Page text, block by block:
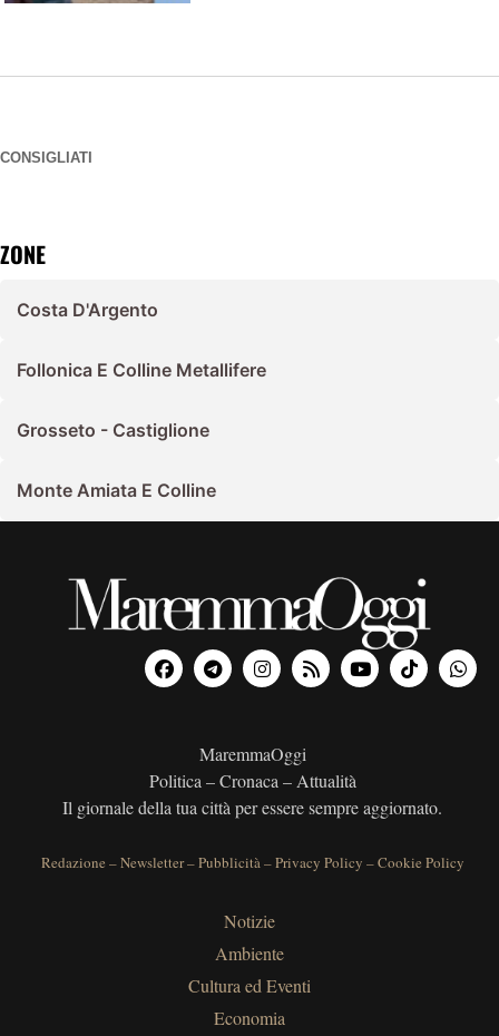
CONSIGLIATI
ZONE
Costa D'Argento
Follonica E Colline Metallifere
Grosseto - Castiglione
Monte Amiata E Colline
MaremmaOggi
Politica – Cronaca – Attualità
Il giornale della tua città per essere sempre aggiornato.
Redazione –Newsletter–Pubblicità–Privacy Policy –Cookie Policy
Notizie
Ambiente
Cultura ed Eventi
Economia